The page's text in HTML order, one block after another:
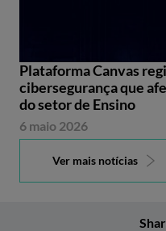
Plataforma Canvas
cibersegurança que
do setor de Ensino
6 maio 2026
Ver mais notícias